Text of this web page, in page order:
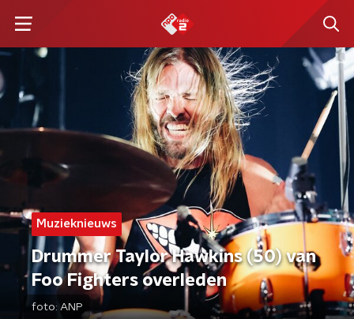
Muzieknieuws
Drummer Taylor Hawkins (50) van
Foo Fighters overleden
foto: ANP